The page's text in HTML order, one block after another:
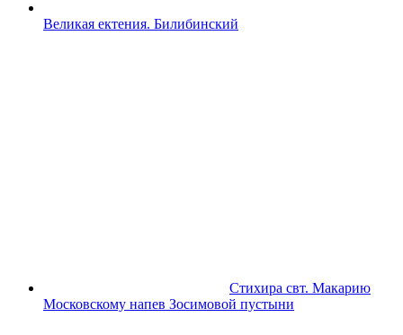
Великая ектения. Билибинский
Стихира свт. Макарию
Московскому напев Зосимовой пустыни